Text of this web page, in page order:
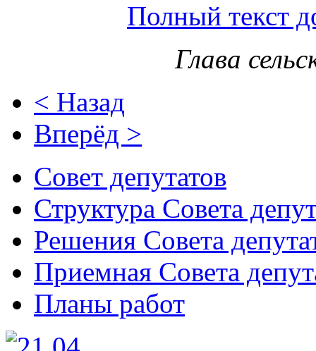
Полный текст
Глава
< Назад
Вперёд >
Совет депутатов
Структура Совета
Решения Совета
Приемная Совета
Планы работ